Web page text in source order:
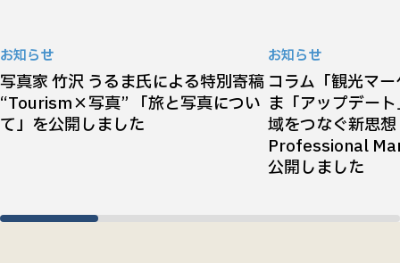
お知らせ
写真家 竹沢 うるま氏による特別寄稿
“Tourism×写真” 「旅と写真につい
て」を公開しました
お知らせ
コラム「観光マ
ま「アップデー
域をつなぐ新思
Professional
公開しました